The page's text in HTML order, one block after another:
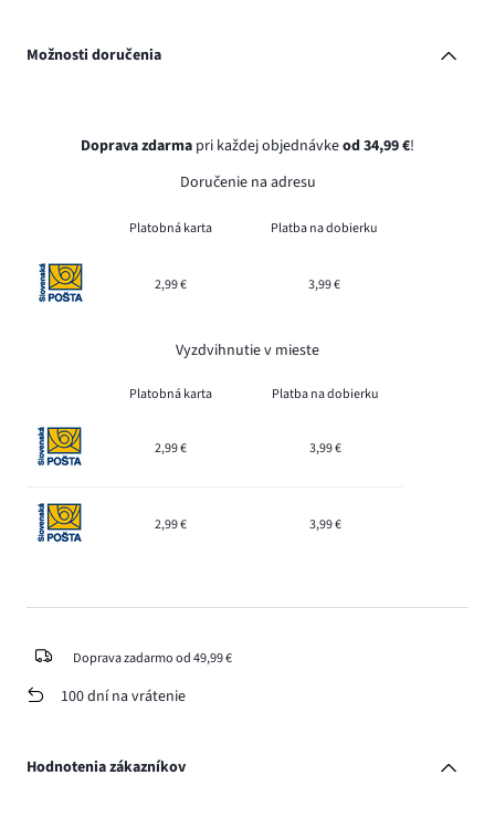
Možnosti doručenia
Doprava zdarma pri každej objednávkeod 34,99 €!
Doručenie na adresu
Platobná karta Platba na dobierku
2,99 € 3,99 €
Vyzdvihnutie v mieste
Platobná karta Platba na dobierku
2,99 € 3,99 €
2,99 € 3,99 €
Doprava zadarmo od 49,99 €
100 dní na vrátenie
Hodnotenia zákazníkov